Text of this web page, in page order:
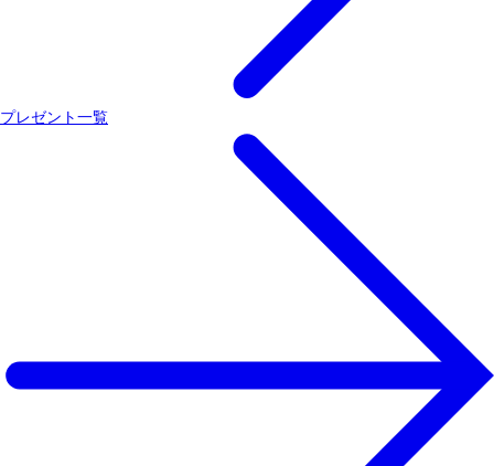
プレゼント一覧